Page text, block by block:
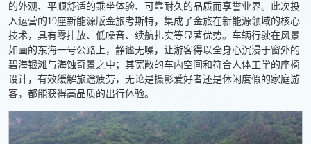
的外观、平顺舒适的乘坐体验、可靠耐久的品质而享誉业界。此次投
入运营的19座新能源版金旅考斯特，集成了金旅在新能源领域的核心
技术，具有零排放、低噪音、续航扎实等显著优势。车辆行驶在风景
如画的东海一号公路上，静谧无噪，让游客得以全身心沉浸于窗外的
碧海银滩与海蚀奇景之中；其宽敞的车内空间和符合人体工学的座椅
设计，有效缓解旅途疲劳，无论是摄影爱好者还是休闲度假的家庭游
客，都能获得高品质的出行体验。